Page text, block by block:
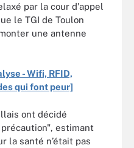
par la cour d'appel
le TGI de Toulon
une antenne
- Wifi, RFID,
qui font peur]
ont décidé
estimant
la santé n’était pas